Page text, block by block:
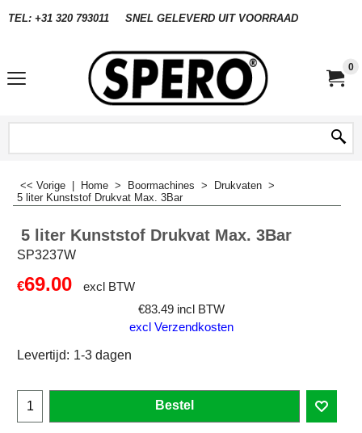
TEL: +31 320 793011 SNEL GELEVERD UIT VOORRAAD
0
<< Vorige Home > Boormachines > Drukvaten >
5 liter Kunststof Drukvat Max. 3Bar
5 liter Kunststof Drukvat Max. 3Bar
SP3237W
€69.00
excl BTW
€83.49 incl BTW
excl Verzendkosten
Levertijd: 1-3 dagen
Bestel